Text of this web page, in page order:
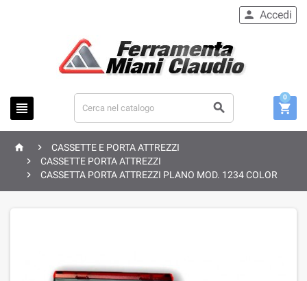
 
 Accedi

0
 
CASSETTE E PORTA ATTREZZI

CASSETTE PORTA ATTREZZI

CASSETTA PORTA ATTREZZI PLANO MOD. 1234 COLOR